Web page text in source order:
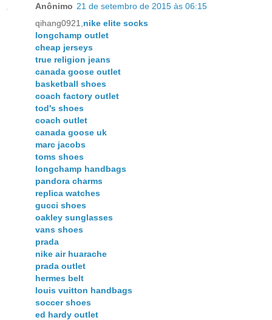
Anônimo 21 de setembro de 2015 às 06:15
qihang0921, nike elite socks
longchamp outlet
cheap jerseys
true religion jeans
canada goose outlet
basketball shoes
coach factory outlet
tod's shoes
coach outlet
canada goose uk
marc jacobs
toms shoes
longchamp handbags
pandora charms
replica watches
gucci shoes
oakley sunglasses
vans shoes
prada
nike air huarache
prada outlet
hermes belt
louis vuitton handbags
soccer shoes
ed hardy outlet